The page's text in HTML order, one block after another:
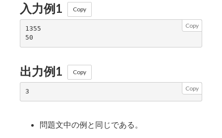
入力例1 Copy
Copy
1355
出力例1 Copy
Copy
問題文中の例と同じである。